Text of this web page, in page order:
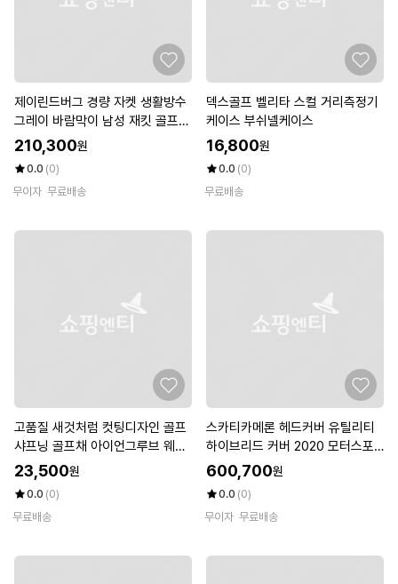
제이린드버그 경량 자켓 생활방수
그레이 바람막이 남성 재킷 골프웨
어 기능성 KV 하이브리드 K
210,300원
0.0 (0)
무이자 무료배송
덱스골프 벨리타 스컬 거리측정기
케이스 부쉬넬케이스
16,800원
0.0 (0)
무료배송
고품질 새것처럼 컷팅디자인 골프
샤프닝 골프채 아이언그루브 웨지
그루브 샤프너 남자골프벨트 (WF
J0XW2)
23,500원
0.0 (0)
무료배송
스카티카메론 헤드커버 유틸리티
하이브리드 커버 2020 모터스포
츠
600,700원
0.0 (0)
무이자 무료배송